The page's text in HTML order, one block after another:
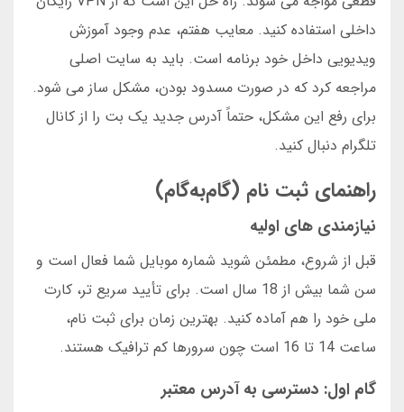
داخلی استفاده کنید. معایب هفتم، عدم وجود آموزش
ویدیویی داخل خود برنامه است. باید به سایت اصلی
مراجعه کرد که در صورت مسدود بودن، مشکل ساز می شود.
برای رفع این مشکل، حتماً آدرس جدید یک بت را از کانال
تلگرام دنبال کنید.
راهنمای ثبت نام (گام‌به‌گام)
نیازمندی های اولیه
قبل از شروع، مطمئن شوید شماره موبایل شما فعال است و
سن شما بیش از 18 سال است. برای تأیید سریع تر، کارت
ملی خود را هم آماده کنید. بهترین زمان برای ثبت نام،
ساعت 14 تا 16 است چون سرورها کم ترافیک هستند.
گام اول: دسترسی به آدرس معتبر